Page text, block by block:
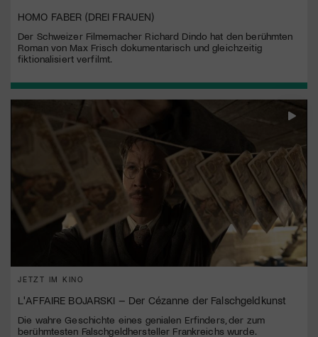
HOMO FABER (DREI FRAUEN)
Der Schweizer Filmemacher Richard Dindo hat den berühmten
Roman von Max Frisch dokumentarisch und gleichzeitig
fiktionalisiert verfilmt.
JETZT IM KINO
L'AFFAIRE BOJARSKI – Der Cézanne der Falschgeldkunst
Die wahre Geschichte eines genialen Erfinders, der zum
berühmtesten Falschgeldhersteller Frankreichs wurde.